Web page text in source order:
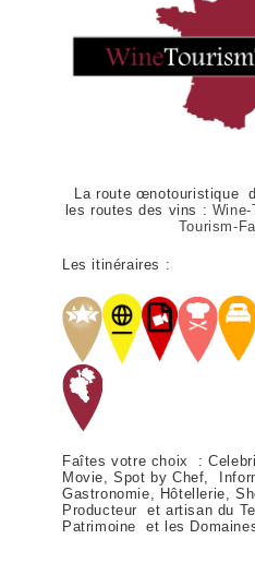
La route œnotouristique
les routes des vins :
Tourism-
Les itinéraires :
Faîtes votre choix :
Movie, Spot by Chef,
Gastronomie, Hôtellerie,
Producteur et artisan du
Patrimoine et les